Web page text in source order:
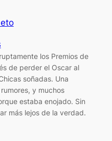
los Premios de
de perder el Oscar al
soñadas. Una
y muchos
estaba enojado. Sin
más lejos de la verdad.